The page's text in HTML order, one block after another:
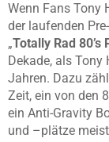
Wenn Fans Tony
der laufenden
„Totally Rad 80’s
Dekade, als
Jahren. Dazu
Zeit, ein von den
ein Anti-Gravity
und –plätze